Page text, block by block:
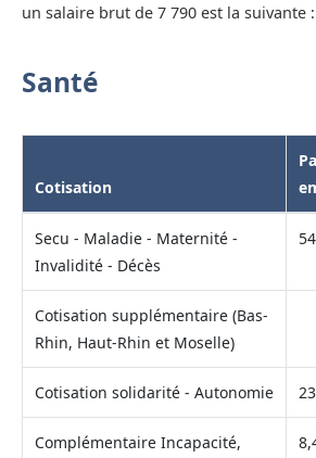
un salaire brut de 7 790 est la suivante :
Santé
Cotisation
Secu - Maladie - Maternité -
Invalidité - Décès
Cotisation supplémentaire (Bas-
Rhin, Haut-Rhin et Moselle)
Cotisation solidarité - Autonomie
Complémentaire Incapacité,